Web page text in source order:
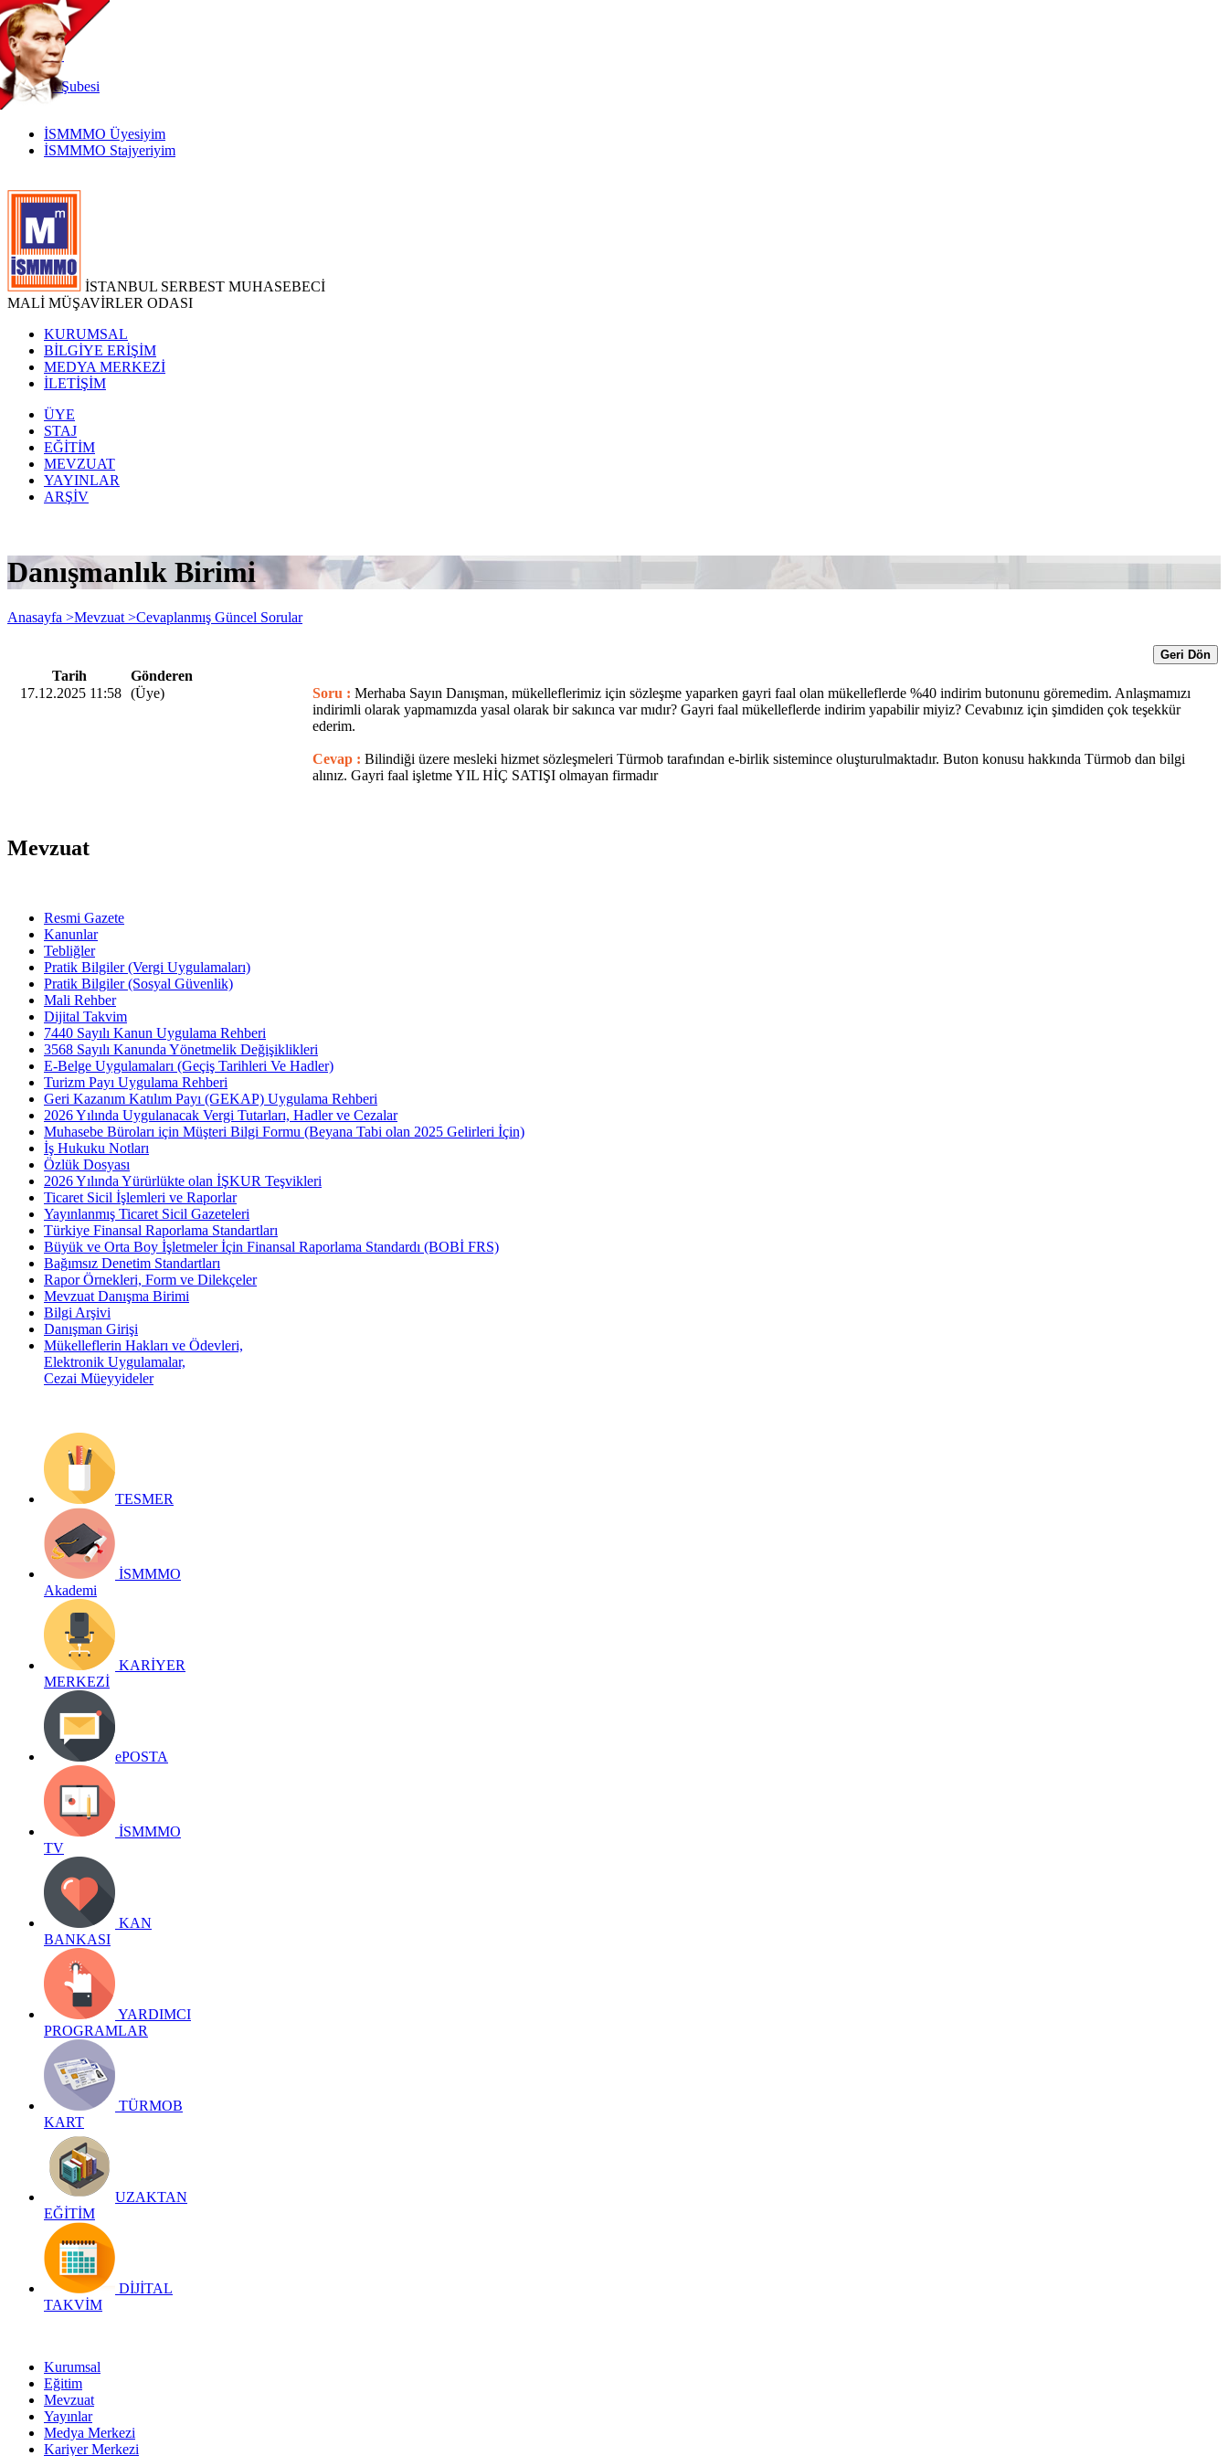
TR
|
EN
İnternetŞubesi
İSMMMO Üyesiyim
İSMMMO Stajyeriyim
İSTANBUL SERBEST MUHASEBECİ
MALİ MÜŞAVİRLER ODASI
KURUMSAL
BİLGİYE ERİŞİM
MEDYA MERKEZİ
İLETİŞİM
ÜYE
STAJ
EĞİTİM
MEVZUAT
YAYINLAR
ARŞİV
Danışmanlık Birimi
Anasayfa >Mevzuat >Cevaplanmış Güncel Sorular
Geri Dön
Tarih
Gönderen
17.12.2025 11:58 (Üye) Soru : Merhaba Sayın Danışman, mükelleflerimiz için sözleşme yaparken gayri faal olan mükelleflerde %40 indirim butonunu göremedim. Anlaşmamızı
indirimli olarak yapmamızda yasal olarak bir sakınca var mıdır? Gayri faal mükelleflerde indirim yapabilir miyiz? Cevabınız için şimdiden çok teşekkür
ederim.
Cevap : Bilindiği üzere mesleki hizmet sözleşmeleri Türmob tarafından e-birlik sistemince oluşturulmaktadır. Buton konusu hakkında Türmob dan bilgi
alınız. Gayri faal işletme YIL HİÇ SATIŞI olmayan firmadır
Mevzuat
Resmi Gazete
Kanunlar
Tebliğler
Pratik Bilgiler (Vergi Uygulamaları)
Pratik Bilgiler (Sosyal Güvenlik)
Mali Rehber
Dijital Takvim
7440 Sayılı Kanun Uygulama Rehberi
3568 Sayılı Kanunda Yönetmelik Değişiklikleri
E-Belge Uygulamaları (Geçiş Tarihleri Ve Hadler)
Turizm Payı Uygulama Rehberi
Geri Kazanım Katılım Payı (GEKAP) Uygulama Rehberi
2026 Yılında Uygulanacak Vergi Tutarları, Hadler ve Cezalar
Muhasebe Büroları için Müşteri Bilgi Formu (Beyana Tabi olan 2025 Gelirleri İçin)
İş Hukuku Notları
Özlük Dosyası
2026 Yılında Yürürlükte olan İŞKUR Teşvikleri
Ticaret Sicil İşlemleri ve Raporlar
Yayınlanmış Ticaret Sicil Gazeteleri
Türkiye Finansal Raporlama Standartları
Büyük ve Orta Boy İşletmeler İçin Finansal Raporlama Standardı (BOBİ FRS)
Bağımsız Denetim Standartları
Rapor Örnekleri, Form ve Dilekçeler
Mevzuat Danışma Birimi
Bilgi Arşivi
Danışman Girişi
Mükelleflerin Hakları ve Ödevleri,
Elektronik Uygulamalar,
Cezai Müeyyideler
TESMER
İSMMMO
Akademi
KARİYER
MERKEZİ
ePOSTA
İSMMMO
TV
KAN
BANKASI
YARDIMCI
PROGRAMLAR
TÜRMOB
KART
UZAKTAN
EĞİTİM
DİJİTAL
TAKVİM
Kurumsal
Eğitim
Mevzuat
Yayınlar
Medya Merkezi
Kariyer Merkezi